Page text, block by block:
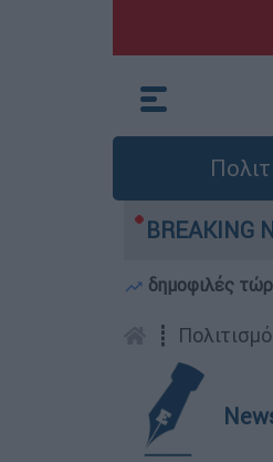
BREAKING
στην
δημοφιλές
┋